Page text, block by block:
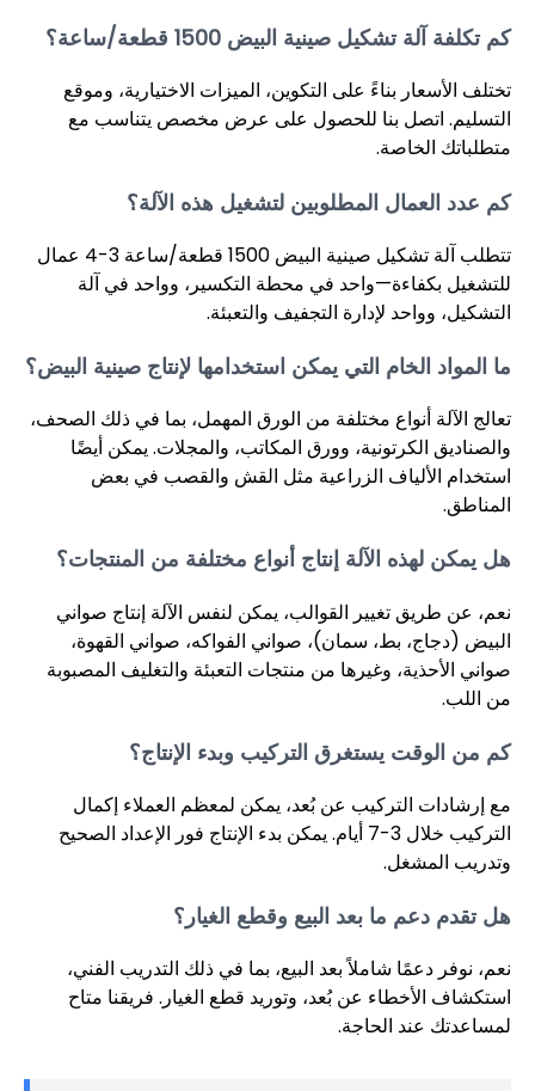
كم تكلفة آلة تشكيل صينية البيض 1500 قطعة/ساعة؟
تختلف الأسعار بناءً على التكوين، الميزات الاختيارية، وموقع
التسليم. اتصل بنا للحصول على عرض مخصص يتناسب مع
متطلباتك الخاصة.
كم عدد العمال المطلوبين لتشغيل هذه الآلة؟
تتطلب آلة تشكيل صينية البيض 1500 قطعة/ساعة 3-4 عمال
للتشغيل بكفاءة—واحد في محطة التكسير، وواحد في آلة
التشكيل، وواحد لإدارة التجفيف والتعبئة.
ما المواد الخام التي يمكن استخدامها لإنتاج صينية البيض؟
تعالج الآلة أنواع مختلفة من الورق المهمل، بما في ذلك الصحف،
والصناديق الكرتونية، وورق المكاتب، والمجلات. يمكن أيضًا
استخدام الألياف الزراعية مثل القش والقصب في بعض
المناطق.
هل يمكن لهذه الآلة إنتاج أنواع مختلفة من المنتجات؟
نعم، عن طريق تغيير القوالب، يمكن لنفس الآلة إنتاج صواني
البيض (دجاج، بط، سمان)، صواني الفواكه، صواني القهوة،
صواني الأحذية، وغيرها من منتجات التعبئة والتغليف المصبوبة
من اللب.
كم من الوقت يستغرق التركيب وبدء الإنتاج؟
مع إرشادات التركيب عن بُعد، يمكن لمعظم العملاء إكمال
التركيب خلال 3-7 أيام. يمكن بدء الإنتاج فور الإعداد الصحيح
وتدريب المشغل.
هل تقدم دعم ما بعد البيع وقطع الغيار؟
نعم، نوفر دعمًا شاملاً بعد البيع، بما في ذلك التدريب الفني،
استكشاف الأخطاء عن بُعد، وتوريد قطع الغيار. فريقنا متاح
لمساعدتك عند الحاجة.